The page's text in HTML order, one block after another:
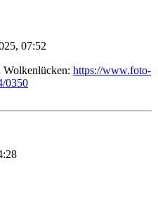
07:52
Wolkenlücken: https://www.foto-
0350